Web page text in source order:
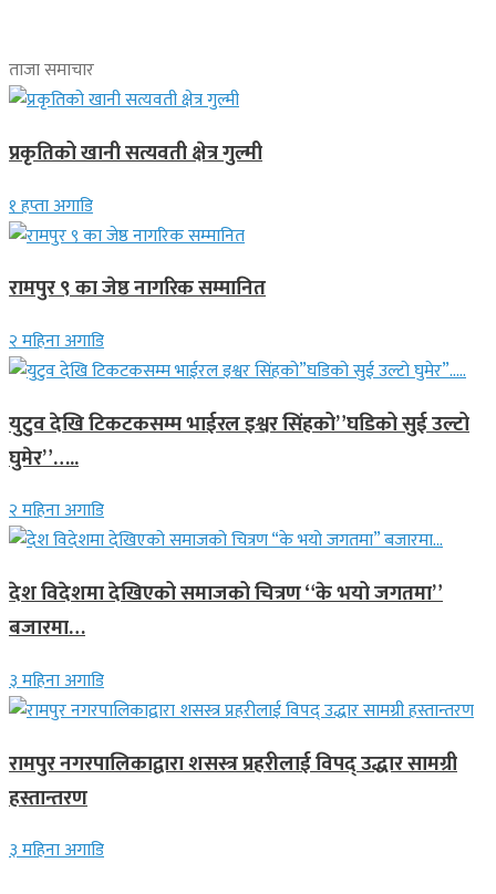
ताजा समाचार
प्रकृतिको खानी सत्यवती क्षेत्र गुल्मी
१ हप्ता अगाडि
रामपुर ९ का जेष्ठ नागरिक सम्मानित
२ महिना अगाडि
युटुव देखि टिकटकसम्म भाईरल इश्वर सिंहको”घडिको सुई उल्टो
घुमेर”…..
२ महिना अगाडि
देश विदेशमा देखिएको समाजको चित्रण “के भयो जगतमा”
बजारमा…
३ महिना अगाडि
रामपुर नगरपालिकाद्वारा शसस्त्र प्रहरीलाई विपद् उद्धार सामग्री
हस्तान्तरण
३ महिना अगाडि